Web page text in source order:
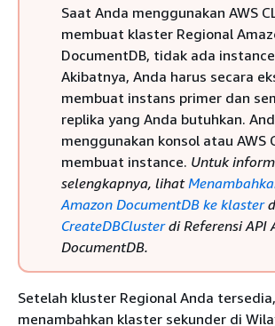
Saat Anda menggunakan AWS
membuat klaster Regional
DocumentDB, tidak ada
Akibatnya, Anda harus secara
membuat instans primer dan
replika yang Anda butuhkan.
menggunakan konsol atau AWS
membuat instance. Untuk
selengkapnya, lihat
Amazon DocumentDB ke klaster
CreateDBClusterdi Referensi API
DocumentDB.
Setelah kluster Regional Anda
menambahkan klaster sekunder di